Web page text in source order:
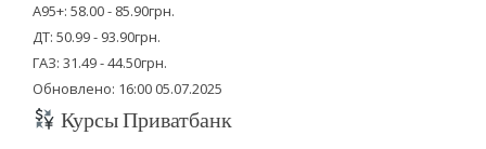
А95+: 58.00 - 85.90грн.
ДТ: 50.99 - 93.90грн.
ГАЗ: 31.49 - 44.50грн.
Обновлено: 16:00 05.07.2025
Курсы Приватбанк